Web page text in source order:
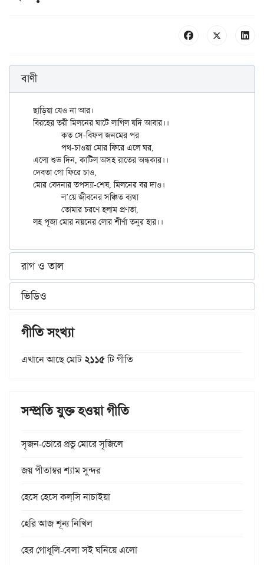
বাণী
ছাড়িয়া যেও না আর।
বিরহের তরী মিলনের ঘাটে লাগিল যদি আবার।।
	কত সে-বিফল জনমের পর
এলো শুভ দিন, কাটিল অসহ রাতের অন্ধকার।।
দেবতা গো ফিরে চাও,
মোর বেদনার তপস্যা-শেষ, মিলনের বর দাও।
	ল’য়ে জীবনের সঞ্চিত ব্যথা
রাগ ও তাল
ভিডিও
গীতি সংখ্যা
এখানে আছে মোট২১১৫টি গীতি
সম্প্রতি যুক্ত হওয়া গীতি
সৃজন-ভোরে প্রভু মোরে সৃজিলে
জয় পীতাম্বর শ্যাম সুন্দর
হেসে হেসে কল্‌সি নাচাইয়া
হেরি আজ শূন্য নিখিল
হের গোধূলি-বেলা সই ঘনিয়ে এলো